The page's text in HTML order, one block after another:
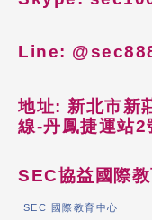
Line:
地址: 新北市新
線-丹鳳捷運站2
SEC協益國際
SEC 國際教育中心